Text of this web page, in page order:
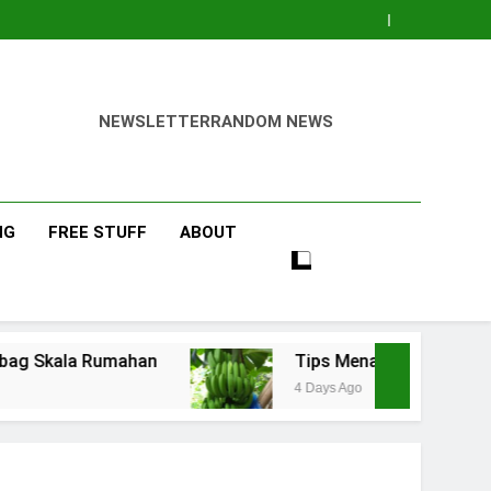
NEWSLETTERRANDOM NEWS
FREE STUFF ABOUT
Tips Menanam Pisang : Pentingnya
4 Days Ago